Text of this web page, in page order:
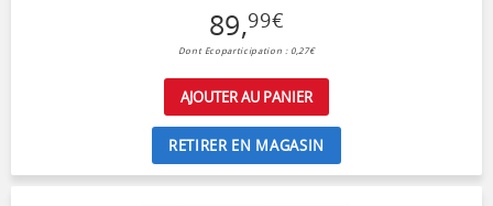
89,99€
Dont Ecoparticipation : 0,27€
AJOUTER AU PANIER
RETIRER EN MAGASIN